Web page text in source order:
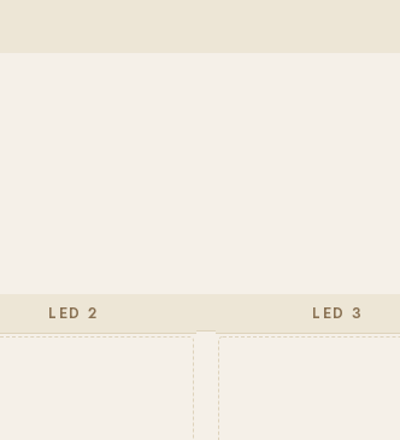
LED 2 LED 3